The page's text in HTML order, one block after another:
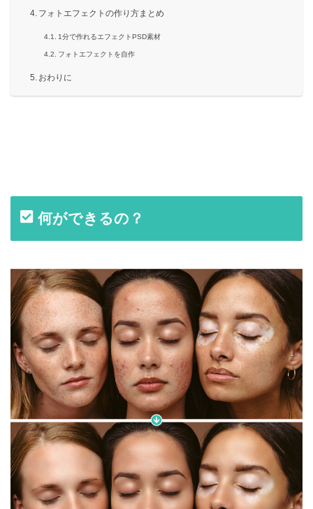
フォトエフェクトの作り方まとめ
1分で作れるエフェクトPSD素材
フォトエフェクトを自作
おわりに
何ができるの？